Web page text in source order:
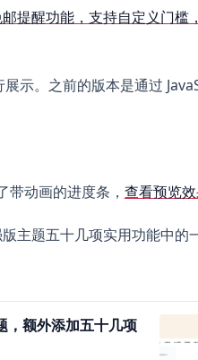
提醒功能，支持自定义门槛
示。之前的版本是通过
带动画的进度条， 查看预览
主题五十几项实用功能中的
额外添加五十几项